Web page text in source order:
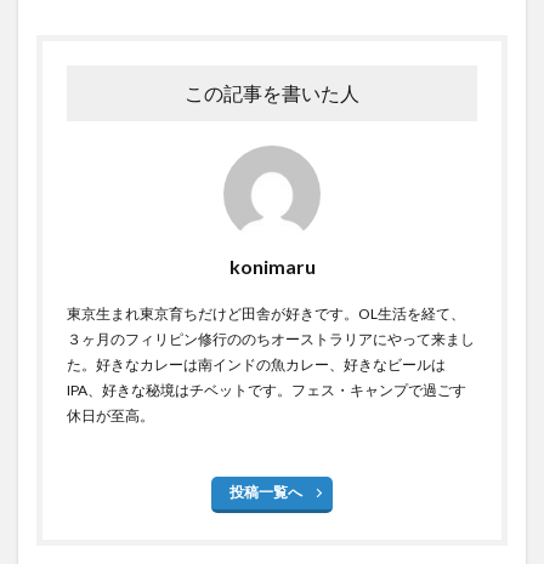
この記事を書いた人
konimaru
東京生まれ東京育ちだけど田舎が好きです。OL生活を経て、
３ヶ月のフィリピン修行ののちオーストラリアにやって来まし
た。好きなカレーは南インドの魚カレー、好きなビールは
IPA、好きな秘境はチベットです。フェス・キャンプで過ごす
休日が至高。
投稿一覧へ